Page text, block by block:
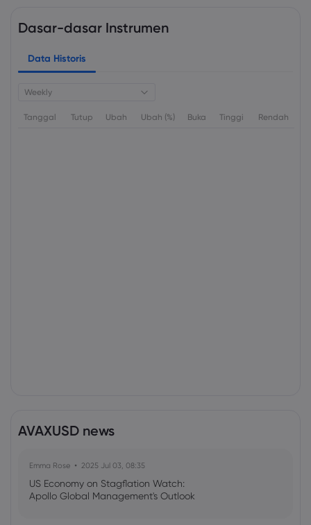
Dasar-dasar Instrumen
Data Historis
Weekly
Tanggal Tutup Ubah Ubah (%) Buka Tinggi Rendah
AVAXUSD news
Emma Rose 2025 Jul 03, 08:35
US Economy on Stagflation Watch:
Apollo Global Management's Outlook